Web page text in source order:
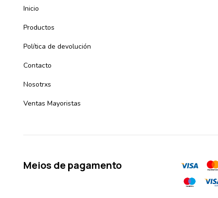
Inicio
Productos
Política de devolución
Contacto
Nosotrxs
Ventas Mayoristas
Meios de pagamento